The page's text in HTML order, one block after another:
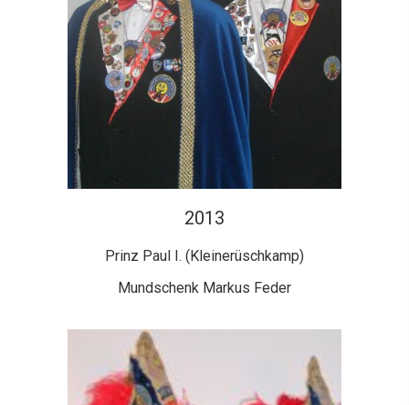
2013
Prinz Paul I. (Kleinerüschkamp)
Mundschenk Markus Feder